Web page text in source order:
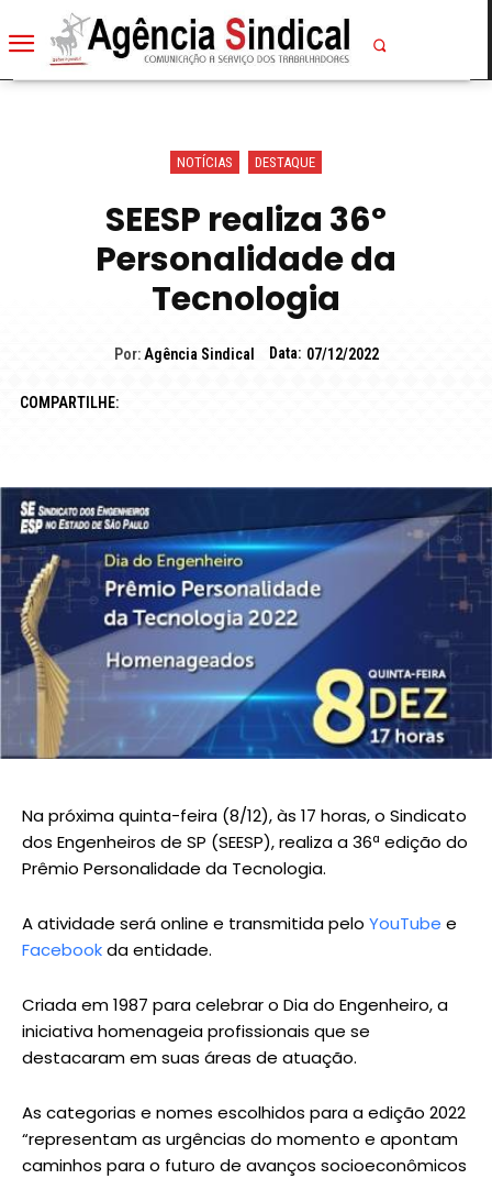
NOTÍCIAS DESTAQUE
SEESP realiza 36º
Personalidade da
Tecnologia
Por: Agência Sindical Data: 07/12/2022
COMPARTILHE:
Na próxima quinta-feira (8/12), às 17 horas, o Sindicato
dos Engenheiros de SP (SEESP), realiza a 36ª edição do
Prêmio Personalidade da Tecnologia.
A atividade será online e transmitida pelo YouTube e
Facebookda entidade.
Criada em 1987 para celebrar o Dia do Engenheiro, a
iniciativa homenageia profissionais que se
destacaram em suas áreas de atuação.
As categorias e nomes escolhidos para a edição 2022
“representam as urgências do momento e apontam
caminhos para o futuro de avanços socioeconômicos